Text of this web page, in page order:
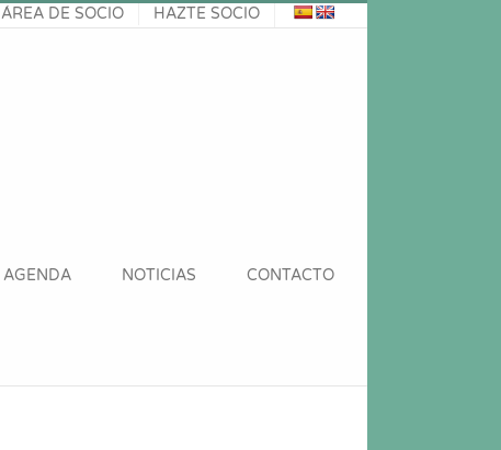
ÁREA DE SOCIO HAZTE SOCIO
AGENDA NOTICIAS CONTACTO